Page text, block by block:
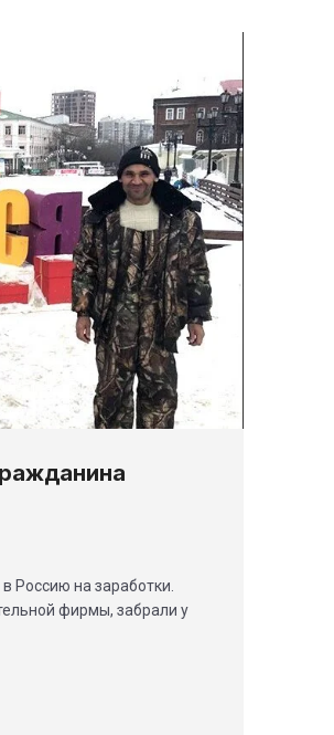
Россию на заработки.
фирмы, забрали у